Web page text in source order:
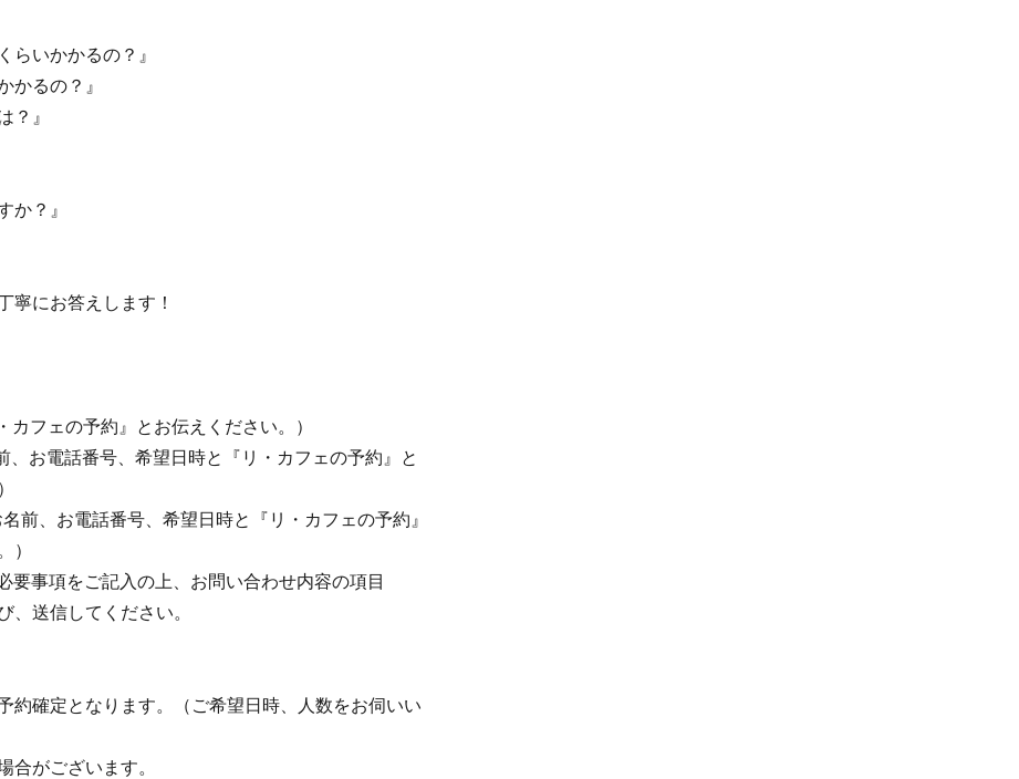
らいかかるの？』
かるの？』
？』
か？』
寧にお答えします！
カフェの予約』とお伝えください。）
、お電話番号、希望日時と『リ・カフェの予約』と
前、お電話番号、希望日時と『リ・カフェの予約』
）
要事項をご記入の上、お問い合わせ内容の項目
、送信してください。
約確定となります。（ご希望日時、人数をお伺いい
合がございます。